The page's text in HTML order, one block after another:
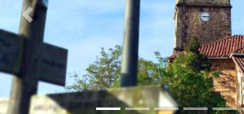
Previous